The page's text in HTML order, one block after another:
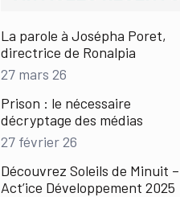
La parole à Josépha Poret,
directrice de Ronalpia
27 mars 26
Prison : le nécessaire
décryptage des médias
27 février 26
Découvrez Soleils de Minuit –
Act’ice Développement 2025